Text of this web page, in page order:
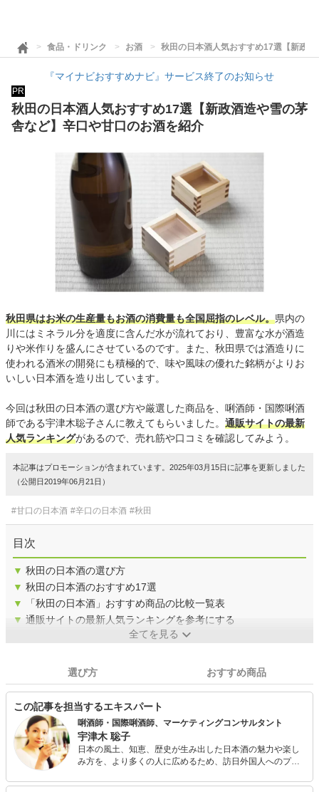
食品・ドリンク お酒 秋田の日本酒人気おすすめ17選【新政
『マイナビおすすめナビ』サービス終了のお知らせ
PR
秋田の日本酒人気おすすめ17選【新政酒造や雪の茅
舎など】辛口や甘口のお酒を紹介
秋田県はお米の生産量もお酒の消費量も全国屈指のレベル。県内の
川にはミネラル分を適度に含んだ水が流れており、豊富な水が酒造
りや米作りを盛んにさせているのです。また、秋田県では酒造りに
使われる酒米の開発にも積極的で、味や風味の優れた銘柄がよりお
いしい日本酒を造り出しています。
今回は秋田の日本酒の選び方や厳選した商品を、唎酒師・国際唎酒
師である宇津木聡子さんに教えてもらいました。 通販サイトの最新
人気ランキングがあるので、売れ筋や口コミを確認してみよう。
本記事はプロモーションが含まれています。2025年03月15日に記事を更新しました
（公開日2019年06月21日）
#甘口の日本酒 #辛口の日本酒 #秋田
目次
▼ 秋田の日本酒の選び方
▼ 秋田の日本酒のおすすめ17選
▼
「秋田の日本酒」おすすめ商品の比較一覧表
▼ 通販サイトの最新人気ランキングを参考にする
全てを見る
選び方 おすすめ商品
この記事を担当するエキスパート
唎酒師・国際唎酒師、マーケティングコンサルタント
宇津木 聡子
日本の風土、知恵、歴史が生み出した日本酒の魅力や楽し
み方を、より多くの人に広めるため、訪日外国人へのプラ
るセミナーやイベントの企画を行っている。 外国人のプラ